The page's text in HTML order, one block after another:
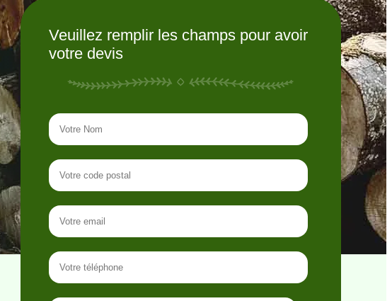
Veuillez remplir les champs pour avoir
votre devis